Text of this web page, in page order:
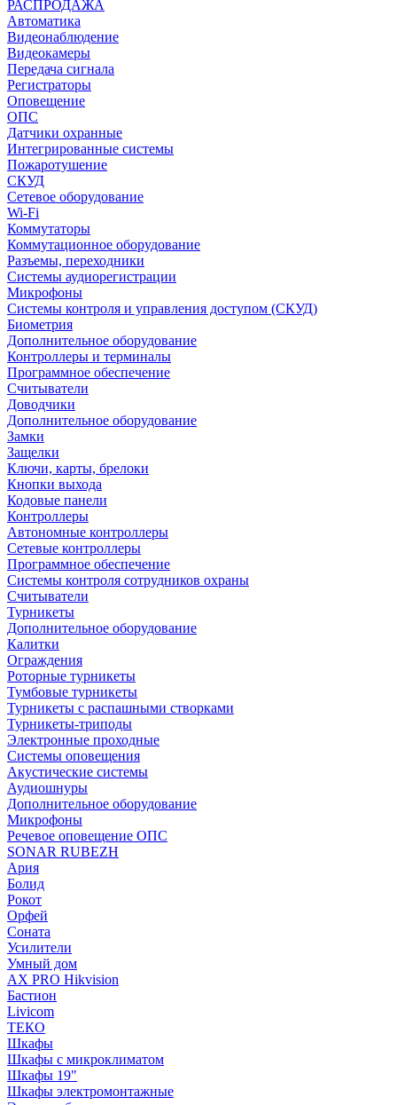
РАСПРОДАЖА
Автоматика
Видеонаблюдение
Видеокамеры
Передача сигнала
Регистраторы
Оповещение
ОПС
Датчики охранные
Интегрированные системы
Пожаротушение
СКУД
Сетевое оборудование
Wi-Fi
Коммутаторы
Коммутационное оборудование
Разъемы, переходники
Системы аудиорегистрации
Микрофоны
Системы контроля и управления доступом (СКУД)
Биометрия
Дополнительное оборудование
Контроллеры и терминалы
Программное обеспечение
Считыватели
Доводчики
Дополнительное оборудование
Замки
Защелки
Ключи, карты, брелоки
Кнопки выхода
Кодовые панели
Контроллеры
Автономные контроллеры
Сетевые контроллеры
Программное обеспечение
Системы контроля сотрудников охраны
Считыватели
Турникеты
Дополнительное оборудование
Калитки
Ограждения
Роторные турникеты
Тумбовые турникеты
Турникеты с распашными створками
Турникеты-триподы
Электронные проходные
Системы оповещения
Акустические системы
Аудиошнуры
Дополнительное оборудование
Микрофоны
Речевое оповещение ОПС
SONAR RUBEZH
Ария
Болид
Рокот
Орфей
Соната
Усилители
Умный дом
AX PRO Hikvision
Бастион
Livicom
ТЕКО
Шкафы
Шкафы с микроклиматом
Шкафы 19"
Шкафы электромонтажные